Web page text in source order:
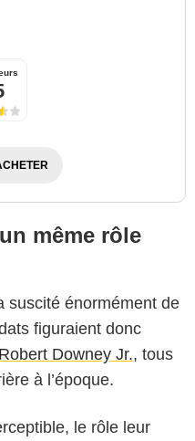
même rôle
suscité énormément de
figuraient donc
Robert Downey Jr., tous
à l’époque.
le rôle leur